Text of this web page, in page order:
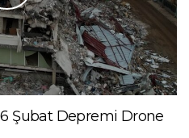
6 Şubat Depremi Drone